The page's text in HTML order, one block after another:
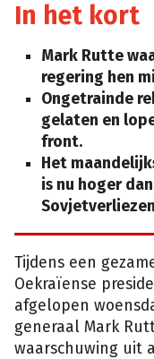
In het kort
Mark Rutte
regering hen
Ongetrainde
gelaten en
front.
Het
is nu hoger
Tijdens een
Oekraïense
afgelopen
generaal Mark
waarschuwing uit